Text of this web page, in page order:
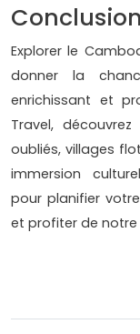
Conclusion
Explorer le
donner la
enrichissant et
Travel,
oubliés, villages
immersion
pour planifier
et profiter de notre